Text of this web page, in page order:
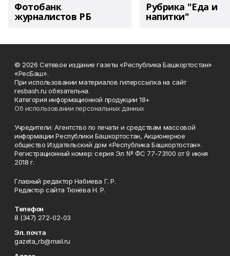
Фотобанк
журналистов РБ
Рубрика "Еда и
напитки"
© 2026 Сетевое издание газеты «Республика Башкортостан»
«РесБаш».
При использовании материалов гиперссылка на сайт
resbash.ru обязательна.
Категория информационной продукции 18+
Об использовании персональных данных
Учредители: Агентство по печати и средствам массовой
информации Республики Башкортостан, Акционерное
общество Издательский дом «Республика Башкортостан».
Регистрационный номер: серия Эл № ФС 77-73100 от 9 июня
2018 г.
Главный редактор Набиева Г. Р.
Редактор сайта Тюнёва Н. Р.
Телефон
8 (347) 272-02-03
Эл. почта
gazeta_rb@mail.ru